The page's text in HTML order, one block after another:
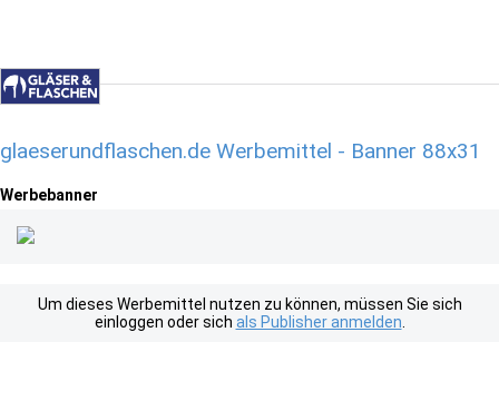
glaeserundflaschen.de Werbemittel - Banner 88x31
Werbebanner
Um dieses Werbemittel nutzen zu können, müssen Sie sich
einloggen oder sich als Publisher anmelden